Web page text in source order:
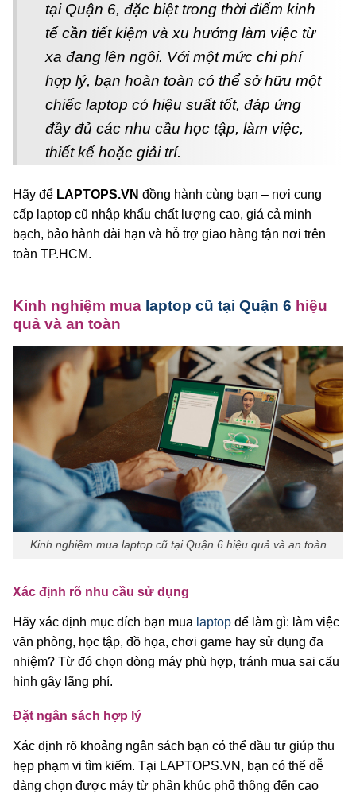
tại Quận 6, đặc biệt trong thời điểm kinh
tế cần tiết kiệm và xu hướng làm việc từ
xa đang lên ngôi. Với một mức chi phí
hợp lý, bạn hoàn toàn có thể sở hữu một
chiếc laptop có hiệu suất tốt, đáp ứng
đầy đủ các nhu cầu học tập, làm việc,
thiết kế hoặc giải trí.
Hãy để LAPTOPS.VN đồng hành cùng bạn – nơi cung
cấp laptop cũ nhập khẩu chất lượng cao, giá cả minh
bạch, bảo hành dài hạn và hỗ trợ giao hàng tận nơi trên
toàn TP.HCM.
Kinh nghiệm mua laptop cũ tại Quận 6 hiệu
quả và an toàn
Kinh nghiệm mua laptop cũ tại Quận 6 hiệu quả và an toàn
Xác định rõ nhu cầu sử dụng
Hãy xác định mục đích bạn mua laptop để làm gì: làm việc
văn phòng, học tập, đồ họa, chơi game hay sử dụng đa
nhiệm? Từ đó chọn dòng máy phù hợp, tránh mua sai cấu
hình gây lãng phí.
Đặt ngân sách hợp lý
Xác định rõ khoảng ngân sách bạn có thể đầu tư giúp thu
hẹp phạm vi tìm kiếm. Tại LAPTOPS.VN, bạn có thể dễ
dàng chọn được máy từ phân khúc phổ thông đến cao